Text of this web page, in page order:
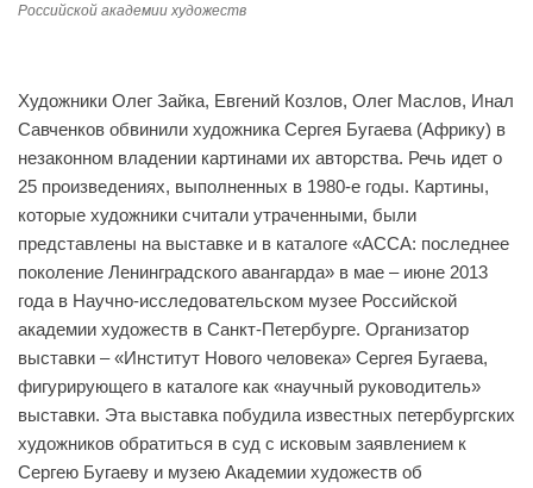
Российской академии художеств
Художники Олег Зайка, Евгений Козлов, Олег Маслов, Инал
Савченков обвинили художника Сергея Бугаева (Африку) в
незаконном владении картинами их авторства. Речь идет о
25 произведениях, выполненных в 1980-е годы. Картины,
которые художники считали утраченными, были
представлены на выставке и в каталоге «АССА: последнее
поколение Ленинградского авангарда» в мае – июне 2013
года в Научно-исследовательском музее Российской
академии художеств в Санкт-Петербурге. Организатор
выставки – «Институт Нового человека» Сергея Бугаева,
фигурирующего в каталоге как «научный руководитель»
выставки. Эта выставка побудила известных петербургских
художников обратиться в суд с исковым заявлением к
Сергею Бугаеву и музею Академии художеств об